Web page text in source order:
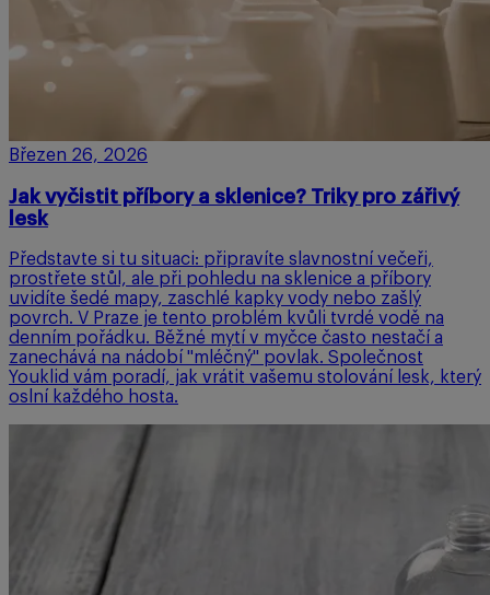
Březen 26, 2026
Jak vyčistit příbory a sklenice? Triky pro zářivý
lesk
Představte si tu situaci: připravíte slavnostní večeři,
prostřete stůl, ale při pohledu na sklenice a příbory
uvidíte šedé mapy, zaschlé kapky vody nebo zašlý
povrch. V Praze je tento problém kvůli tvrdé vodě na
denním pořádku. Běžné mytí v myčce často nestačí a
zanechává na nádobí "mléčný" povlak. Společnost
Youklid vám poradí, jak vrátit vašemu stolování lesk, který
oslní každého hosta.